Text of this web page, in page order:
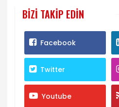
BIZI TAKIP EDIN
Facebook
Twitter
Youtube